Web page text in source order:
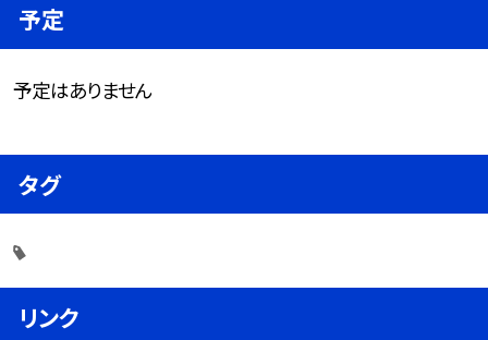
予定
予定はありません
タグ
リンク